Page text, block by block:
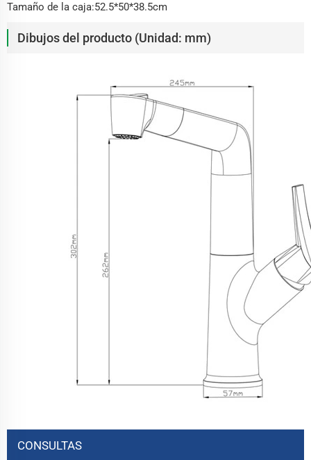
Tamaño de la caja:52.5*50*38.5cm
Dibujos del producto (Unidad: mm)
CONSULTAS